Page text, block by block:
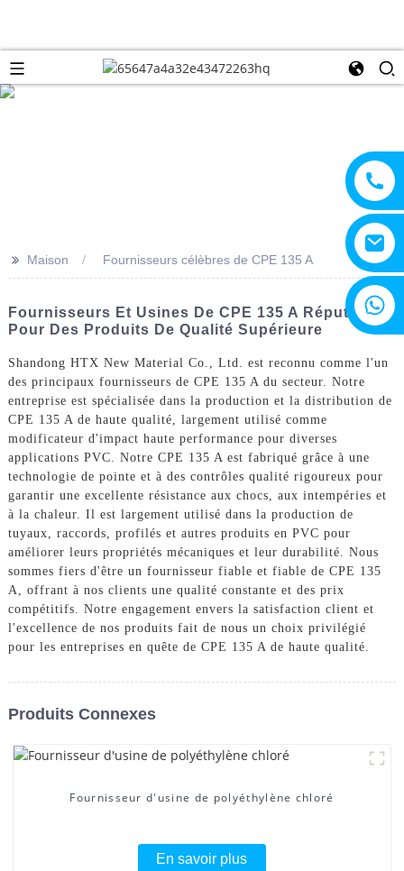
>> Maison Fournisseurs célèbres de CPE 135 A
Fournisseurs Et Usines De CPE 135 A Réputés
Pour Des Produits De Qualité Supérieure
Shandong HTX New Material Co., Ltd. est reconnu comme l'un
des principaux fournisseurs de CPE 135 A du secteur. Notre
entreprise est spécialisée dans la production et la distribution de
CPE 135 A de haute qualité, largement utilisé comme
modificateur d'impact haute performance pour diverses
applications PVC. Notre CPE 135 A est fabriqué grâce à une
technologie de pointe et à des contrôles qualité rigoureux pour
garantir une excellente résistance aux chocs, aux intempéries et
à la chaleur. Il est largement utilisé dans la production de
tuyaux, raccords, profilés et autres produits en PVC pour
améliorer leurs propriétés mécaniques et leur durabilité. Nous
sommes fiers d'être un fournisseur fiable et fiable de CPE 135
A, offrant à nos clients une qualité constante et des prix
compétitifs. Notre engagement envers la satisfaction client et
l'excellence de nos produits fait de nous un choix privilégié
pour les entreprises en quête de CPE 135 A de haute qualité.
Produits Connexes
Fournisseur d'usine de polyéthylène chloré
En savoir plus